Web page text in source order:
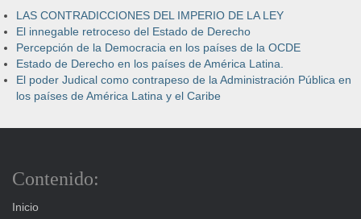
LAS CONTRADICCIONES DEL IMPERIO DE LA LEY
El innegable retroceso del Estado de Derecho
Percepción de la Democracia en los países de la OCDE
Estado de Derecho en los países de América Latina.
El poder Judical como contrapeso de la Administración Pública en
los países de América Latina y el Caribe
Contenido:
Inicio